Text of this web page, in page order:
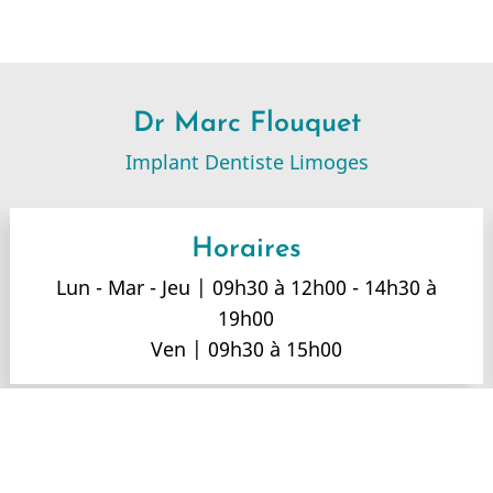
Dr Marc Flouquet
Implant Dentiste Limoges
Horaires
Lun - Mar - Jeu | 09h30 à 12h00 - 14h30 à
19h00
Ven | 09h30 à 15h00